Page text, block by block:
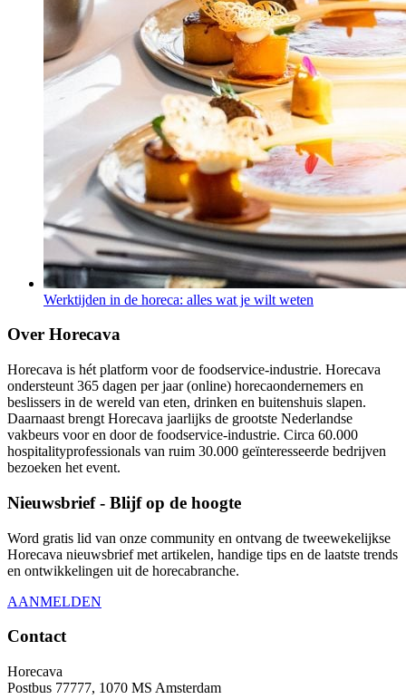
Werktijden in de horeca: alles wat je wilt weten
Over Horecava
Horecava is hét platform voor de foodservice-industrie. Horecava
ondersteunt 365 dagen per jaar (online) horecaondernemers en
beslissers in de wereld van eten, drinken en buitenshuis slapen.
Daarnaast brengt Horecava jaarlijks de grootste Nederlandse
vakbeurs voor en door de foodservice-industrie. Circa 60.000
hospitalityprofessionals van ruim 30.000 geïnteresseerde bedrijven
bezoeken het event.
Nieuwsbrief - Blijf op de hoogte
Word gratis lid van onze community en ontvang de tweewekelijkse
Horecava nieuwsbrief met artikelen, handige tips en de laatste trends
en ontwikkelingen uit de horecabranche.
AANMELDEN
Contact
Horecava
Postbus 77777, 1070 MS Amsterdam